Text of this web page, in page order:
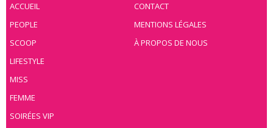
ACCUEIL
PEOPLE
SCOOP
LIFESTYLE
MISS
FEMME
SOIRÉES VIP
CONTACT
MENTIONS LÉGALES
À PROPOS DE NOUS